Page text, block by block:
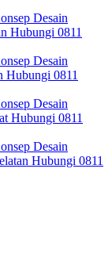
Desain
Hubungi 0811
Desain
Hubungi 0811
Desain
Hubungi 0811
Desain
Hubungi 0811